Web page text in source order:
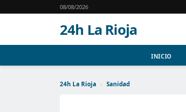
08/08/2026
24h La Rioja
INICIO
24h La Rioja › Sanidad